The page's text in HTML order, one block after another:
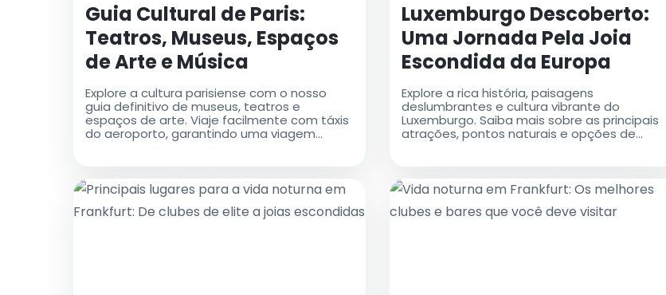
Guia Cultural de Paris:
Teatros, Museus, Espaços
de Arte e Música
Explore a cultura parisiense com o nosso
guia definitivo de museus, teatros e
espaços de arte. Viaje facilmente com táxis
do aeroporto, garantindo uma viagem
Luxemburgo Descoberto:
Uma Jornada Pela Joia
Escondida da Europa
Explore a rica história, paisagens
deslumbrantes e cultura vibrante do
Luxemburgo. Saiba mais sobre as principais
atrações, pontos naturais e opções de